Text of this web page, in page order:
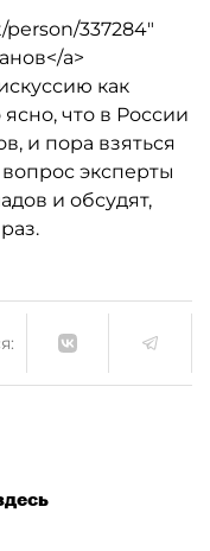
337284"
a>
как
что в России
и пора взяться
эксперты
и обсудят,